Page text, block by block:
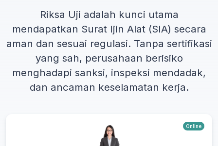
Riksa Uji adalah kunci utama
mendapatkan Surat Ijin Alat (SIA) secara
aman dan sesuai regulasi. Tanpa sertifikasi
yang sah, perusahaan berisiko
menghadapi sanksi, inspeksi mendadak,
dan ancaman keselamatan kerja.
Online